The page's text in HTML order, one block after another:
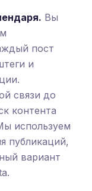
Вы
пост
и
связи до
контента
используем
публикаций,
вариант